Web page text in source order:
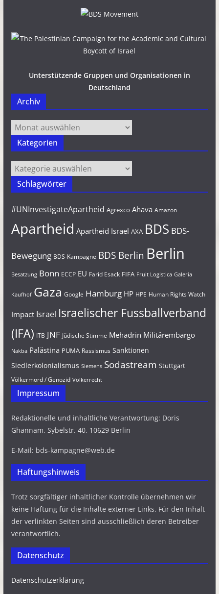
Unterstützende Gruppen und Organisationen in
Deutschland
Archiv
Archiv
Kategorien
Kategorien
Schlagwörter
#UNInvestigateApartheid Agrexco Ahava Amazon
Apartheid Apartheid Israel AXA BDS BDS-
Bewegung BDS-Kampagne BDS Berlin Berlin
Besatzung Bonn ECCP EU Farid Esack FIFA Fruit Logistica Galeria
Kaufhof Gaza Google Hamburg HP HPE Human Rights Watch
Impact Israel Israelischer Fussballverband
(IFA) ITB JNF Jüdische Stimme Mehadrin Militärembargo
Nakba Palästina PUMA Rassismus Sanktionen
Siedlerkolonialismus Siemens Sodastream Stuttgart
Völkermord / Genozid Völkerrecht
Impressum
Redaktionelle und inhaltliche Verantwortung: Doris
Ghannam, Sybelstr. 40, 10629 Berlin
E-Mail: bds-kampagne@web.de
Haftungshinweis
Trotz sorgfältiger inhaltlicher Kontrolle übernehmen wir
keine Haftung für die Inhalte externer Links. Für den Inhalt
der verlinkten Seiten sind ausschließlich deren Betreiber
verantwortlich.
Datenschutz
Datenschutzerklärung